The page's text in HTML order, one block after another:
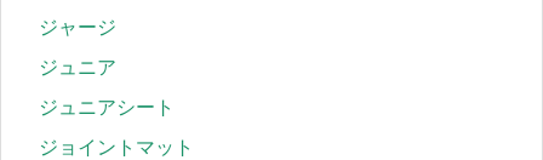
ジャージ
ジュニア
ジュニアシート
ジョイントマット